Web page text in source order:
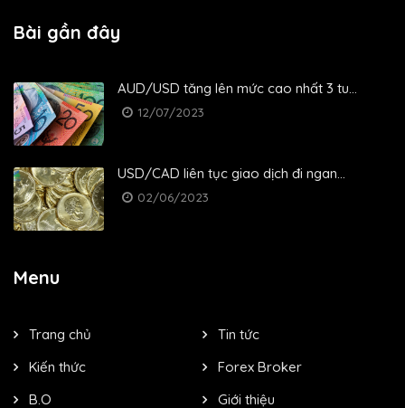
Bài gần đây
AUD/USD tăng lên mức cao nhất 3 tu...
12/07/2023
USD/CAD liên tục giao dịch đi ngan...
02/06/2023
Menu
Trang chủ
Tin tức
Kiến thức
Forex Broker
B.O
Giới thiệu